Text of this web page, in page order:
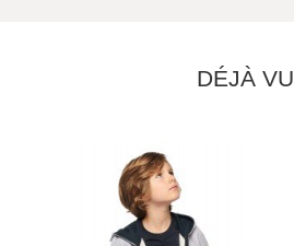
DÉJÀ VU